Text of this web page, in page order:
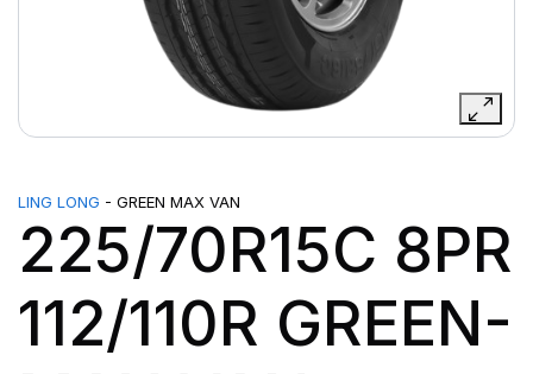
LING LONG - GREEN MAX VAN
225/70R15C 8PR
112/110R GREEN-